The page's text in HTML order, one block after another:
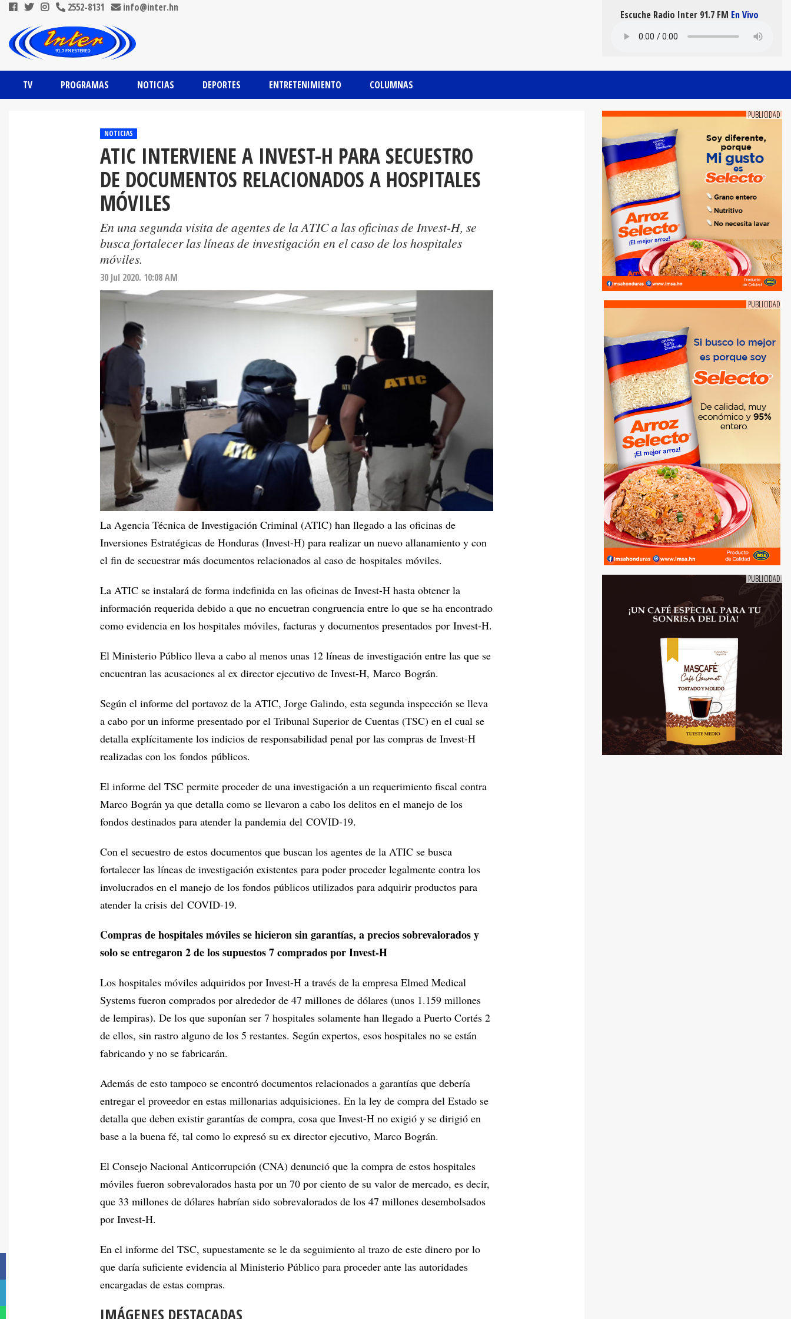
2552-8131 info@inter.hn
TV PROGRAMAS NOTICIAS DEPORTES ENTRETENIMIENTO COLUMNAS
Escuche Radio Inter 91.7 FM En Vivo
NOTICIAS
ATIC INTERVIENE A INVEST-H PARA SECUESTRO
DE DOCUMENTOS RELACIONADOS A HOSPITALES
MÓVILES
En una segunda visita de agentes de la ATIC a las oficinas de Invest-H, se
busca fortalecer las líneas de investigación en el caso de los hospitales
móviles.
30 Jul 2020. 10:08 AM
La Agencia Técnica de Investigación Criminal (ATIC) han llegado a las oficinas de
Inversiones Estratégicas de Honduras (Invest-H) para realizar un nuevo allanamiento y con
el fin de secuestrar más documentos relacionados al caso de hospitales móviles.
La ATIC se instalará de forma indefinida en las oficinas de Invest-H hasta obtener la
información requerida debido a que no encuetran congruencia entre lo que se ha encontrado
como evidencia en los hospitales móviles, facturas y documentos presentados por Invest-H.
El Ministerio Público lleva a cabo al menos unas 12 líneas de investigación entre las que se
encuentran las acusaciones al ex director ejecutivo de Invest-H, Marco Bográn.
Según el informe del portavoz de la ATIC, Jorge Galindo, esta segunda inspección se lleva
a cabo por un informe presentado por el Tribunal Superior de Cuentas (TSC) en el cual se
detalla explícitamente los indicios de responsabilidad penal por las compras de Invest-H
realizadas con los fondos públicos.
El informe del TSC permite proceder de una investigación a un requerimiento fiscal contra
Marco Bográn ya que detalla como se llevaron a cabo los delitos en el manejo de los
fondos destinados para atender la pandemia del COVID-19.
Con el secuestro de estos documentos que buscan los agentes de la ATIC se busca
fortalecer las líneas de investigación existentes para poder proceder legalmente contra los
involucrados en el manejo de los fondos públicos utilizados para adquirir productos para
atender la crisis del COVID-19.
Compras de hospitales móviles se hicieron sin garantías, a precios sobrevalorados y
solo se entregaron 2 de los supuestos 7 comprados por Invest-H
Los hospitales móviles adquiridos por Invest-H a través de la empresa Elmed Medical
Systems fueron comprados por alrededor de 47 millones de dólares (unos 1.159 millones
de lempiras). De los que suponían ser 7 hospitales solamente han llegado a Puerto Cortés 2
de ellos, sin rastro alguno de los 5 restantes. Según expertos, esos hospitales no se están
fabricando y no se fabricarán.
Además de esto tampoco se encontró documentos relacionados a garantías que debería
entregar el proveedor en estas millonarias adquisiciones. En la ley de compra del Estado se
detalla que deben existir garantías de compra, cosa que Invest-H no exigió y se dirigió en
base a la buena fé, tal como lo expresó su ex director ejecutivo, Marco Bográn.
El Consejo Nacional Anticorrupción (CNA) denunció que la compra de estos hospitales
móviles fueron sobrevalorados hasta por un 70 por ciento de su valor de mercado, es decir,
que 33 millones de dólares habrían sido sobrevalorados de los 47 millones desembolsados
por Invest-H.
En el informe del TSC, supuestamente se le da seguimiento al trazo de este dinero por lo
que daría suficiente evidencia al Ministerio Público para proceder ante las autoridades
encargadas de estas compras.
IMÁGENES DESTACADAS